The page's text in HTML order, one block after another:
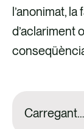
l’anonimat,
d’aclariment
Carregant…